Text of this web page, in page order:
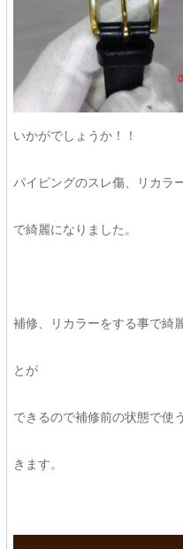
いかがでしょうか！！
パイピングのスレ傷、リカラ
で綺麗になりました。
補修、リカラーをする事で綺
とが
できるので補修前の状態で使
きます。